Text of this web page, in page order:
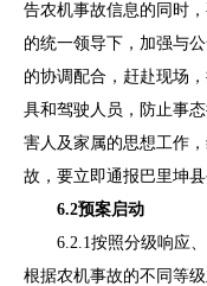
告农机事故信息的同时
的统一领导下，加强与公
的协调配合，赶赴现场
具和驾驶人员，防止事
害人及家属的思想工作
故，要立即通报 巴里坤县
6.2预案启动
6.2.1按照分级响应
根据农机事故的不同等